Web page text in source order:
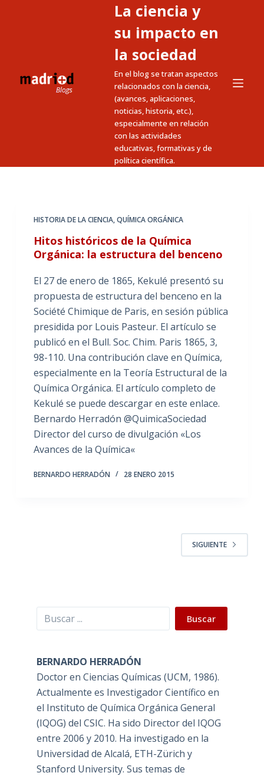
n
La ciencia y
su impacto en
la sociedad
En el blog se tratan aspectos
relacionados con la ciencia,
(avances, aplicaciones,
noticias, historia, etc.),
especialmente en relación
con las actividades
educativas, formativas y de
política científica.
HISTORIA DE LA CIENCIA,QUÍMICA ORGÁNICA
Hitos históricos de la Química
Orgánica: la estructura del benceno
El 27 de enero de 1865, Kekulé presentó su
propuesta de estructura del benceno en la
Société Chimique de Paris, en sesión pública
presidida por Louis Pasteur. El artículo se
publicó en el Bull. Soc. Chim. Paris 1865, 3,
98-110. Una contribución clave en Química,
especialmente en la Teoría Estructural de la
Química Orgánica. El artículo completo de
Kekulé se puede descargar en este enlace.
Bernardo Herradón @QuimicaSociedad
Director del curso de divulgación «Los
Avances de la Química«
BERNARDO HERRADÓN 28 ENERO 2015
SIGUIENTE
Buscar Buscar
BERNARDO HERRADÓN
Doctor en Ciencias Químicas (UCM, 1986).
Actualmente es Investigador Científico en
el Instituto de Química Orgánica General
(IQOG) del CSIC. Ha sido Director del IQOG
entre 2006 y 2010. Ha investigado en la
Universidad de Alcalá, ETH-Zürich y
Stanford University. Sus temas de